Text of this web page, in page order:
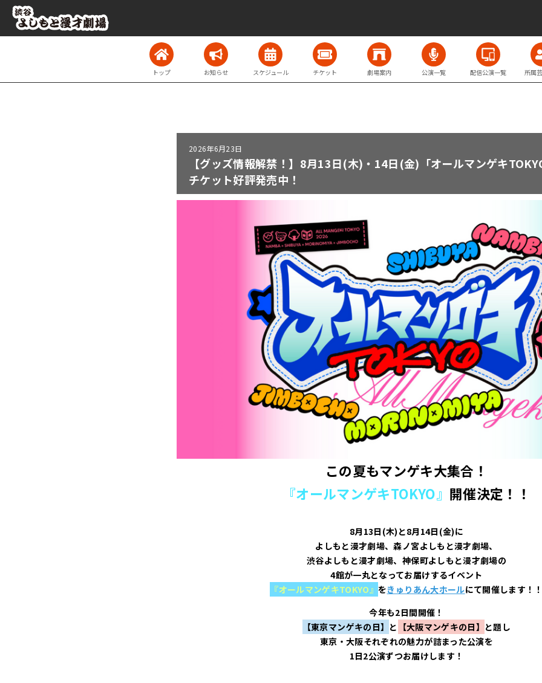
トップ お知らせ スケジュール チケット 劇場案内 公演一覧 配信公演一覧 所属
2026年6月23日
【グッズ情報解禁！】8月13日(木)・14日(金)「オールマンゲキ
チケット好評発売中！
この夏もマンゲキ大集合！
『オールマンゲキTOKYO』 開催決定！！
8月13日(木)と8月14日(金)に
よしもと漫才劇場、森ノ宮よしもと漫才劇場、
渋谷よしもと漫才劇場、神保町よしもと漫才劇場の
4館が一丸となってお届けするイベント
『オールマンゲキTOKYO』をきゅりあん大ホールにて開催します！
今年も2日間開催！
【東京マンゲキの日】 と 【大阪マンゲキの日】 と題し
東京・大阪それぞれの魅力が詰まった公演を
1日2公演ずつお届けします！